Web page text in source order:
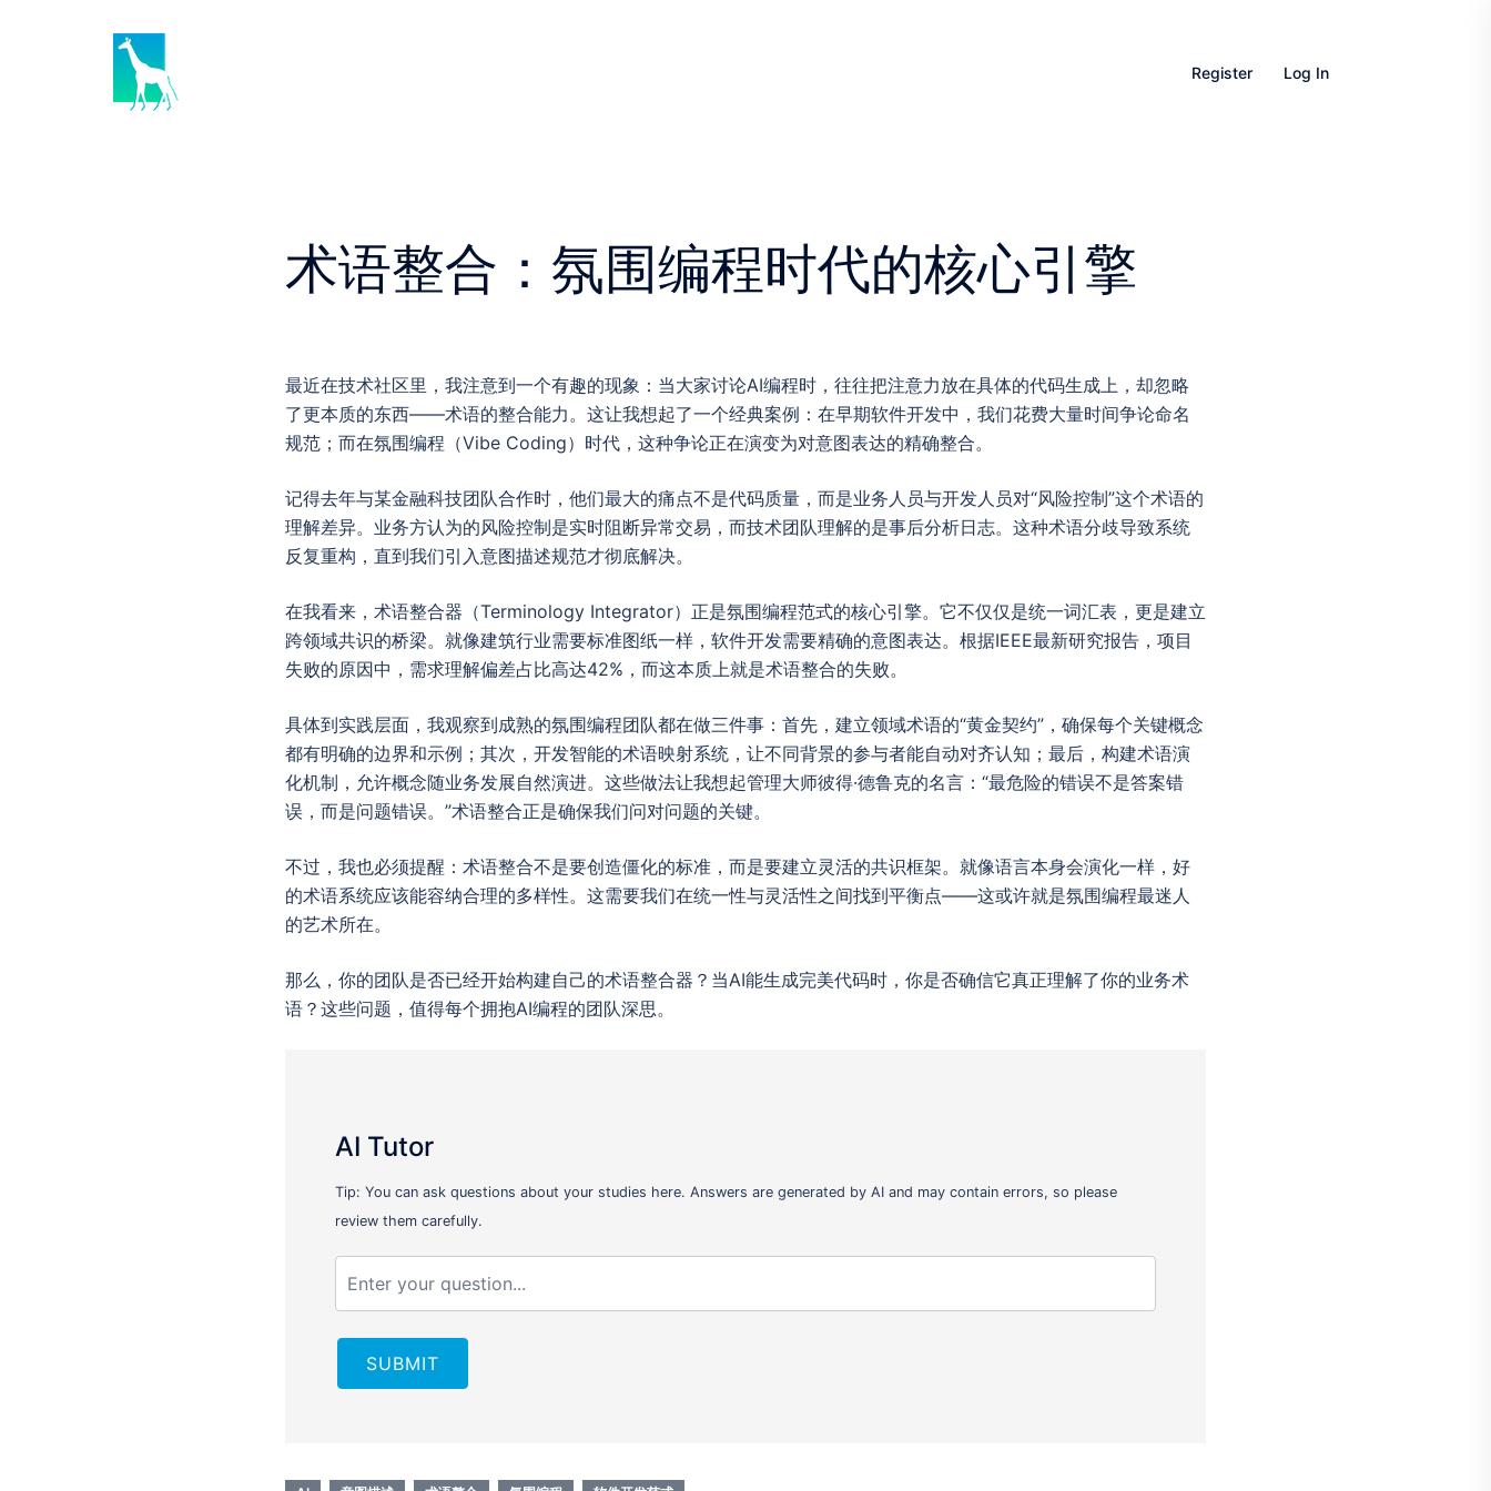
Register Log In
术语整合：氛围编程时代的核心引擎
最近在技术社区里，我注意到一个有趣的现象：当大家讨论AI编程时，往往把注意力放在具体的代码生成上，却忽略
了更本质的东西——术语的整合能力。这让我想起了一个经典案例：在早期软件开发中，我们花费大量时间争论命名
规范；而在氛围编程（Vibe Coding）时代，这种争论正在演变为对意图表达的精确整合。
记得去年与某金融科技团队合作时，他们最大的痛点不是代码质量，而是业务人员与开发人员对“风险控制”这个术语的
理解差异。业务方认为的风险控制是实时阻断异常交易，而技术团队理解的是事后分析日志。这种术语分歧导致系统
反复重构，直到我们引入意图描述规范才彻底解决。
在我看来，术语整合器（Terminology Integrator）正是氛围编程范式的核心引擎。它不仅仅是统一词汇表，更是建立
跨领域共识的桥梁。就像建筑行业需要标准图纸一样，软件开发需要精确的意图表达。根据IEEE最新研究报告，项目
失败的原因中，需求理解偏差占比高达42%，而这本质上就是术语整合的失败。
具体到实践层面，我观察到成熟的氛围编程团队都在做三件事：首先，建立领域术语的“黄金契约”，确保每个关键概念
都有明确的边界和示例；其次，开发智能的术语映射系统，让不同背景的参与者能自动对齐认知；最后，构建术语演
化机制，允许概念随业务发展自然演进。这些做法让我想起管理大师彼得·德鲁克的名言：“最危险的错误不是答案错
误，而是问题错误。”术语整合正是确保我们问对问题的关键。
不过，我也必须提醒：术语整合不是要创造僵化的标准，而是要建立灵活的共识框架。就像语言本身会演化一样，好
的术语系统应该能容纳合理的多样性。这需要我们在统一性与灵活性之间找到平衡点——这或许就是氛围编程最迷人
的艺术所在。
那么，你的团队是否已经开始构建自己的术语整合器？当AI能生成完美代码时，你是否确信它真正理解了你的业务术
语？这些问题，值得每个拥抱AI编程的团队深思。
AI Tutor
Tip: You can ask questions about your studies here. Answers are generated by AI and may contain errors, so please
review them carefully.
SUBMIT